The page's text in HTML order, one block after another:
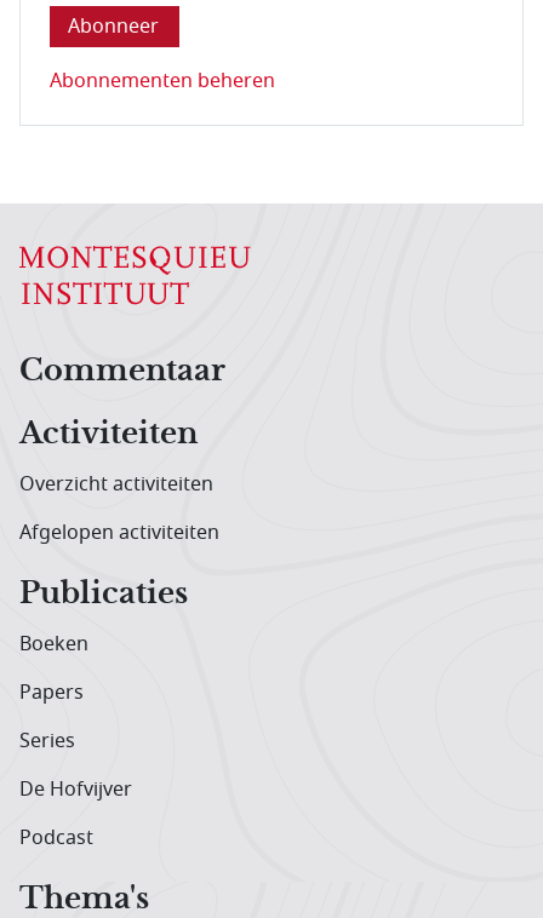
Abonnementen beheren
Hoofdnavigatiemenu
Commentaar
Activiteiten
Overzicht activiteiten
Afgelopen activiteiten
Publicaties
Boeken
Papers
Series
De Hofvijver
Podcast
Thema's